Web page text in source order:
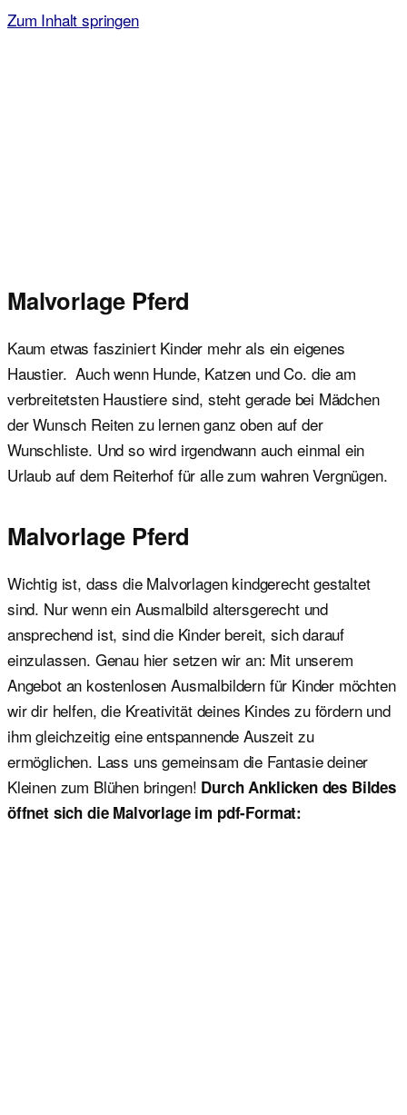
Zum Inhalt springen
Malvorlage Pferd
Kaum etwas fasziniert Kinder mehr als ein eigenes
Haustier. Auch wenn Hunde, Katzen und Co. die am
verbreitetsten Haustiere sind, steht gerade bei Mädchen
der Wunsch Reiten zu lernen ganz oben auf der
Wunschliste. Und so wird irgendwann auch einmal ein
Urlaub auf dem Reiterhof für alle zum wahren Vergnügen.
Malvorlage Pferd
Wichtig ist, dass die Malvorlagen kindgerecht gestaltet
sind. Nur wenn ein Ausmalbild altersgerecht und
ansprechend ist, sind die Kinder bereit, sich darauf
einzulassen. Genau hier setzen wir an: Mit unserem
Angebot an kostenlosen Ausmalbildern für Kinder möchten
wir dir helfen, die Kreativität deines Kindes zu fördern und
ihm gleichzeitig eine entspannende Auszeit zu
ermöglichen. Lass uns gemeinsam die Fantasie deiner
Kleinen zum Blühen bringen! Durch Anklicken des Bildes
öffnet sich die Malvorlage im pdf-Format: